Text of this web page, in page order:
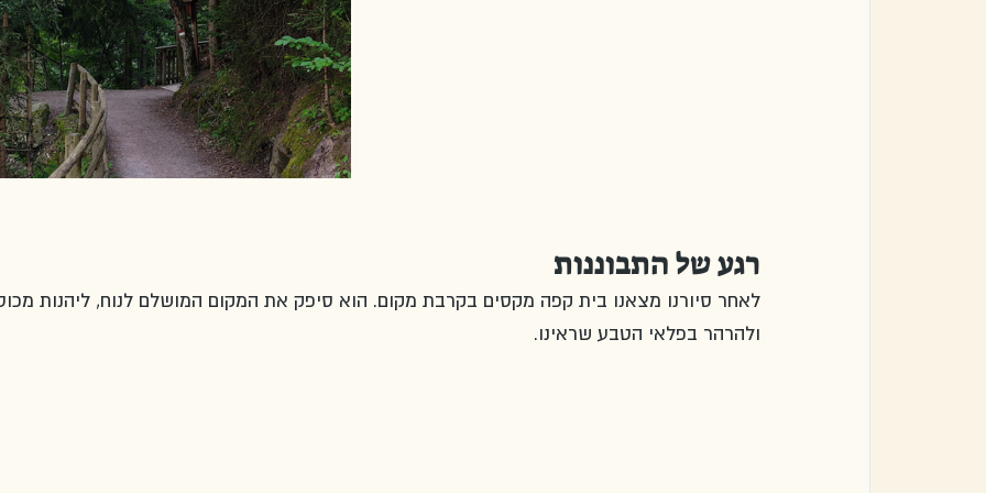
רגע של התבוננות
לאחר סיורנו מצאנו בית קפה מקסים בקרבת מקום. הוא סיפק את המקום המושלם לנוח, ליהנות
ולהרהר בפלאי הטבע שראינו.